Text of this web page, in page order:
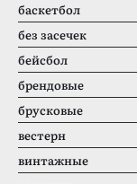
баскетбол
без засечек
бейсбол
брендовые
брусковые
вестерн
винтажные